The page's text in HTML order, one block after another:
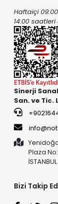
Haftaiçi
14:00
Sinerji
San. ve Tic.
Plaza
İSTANBUL
Bizi Takip